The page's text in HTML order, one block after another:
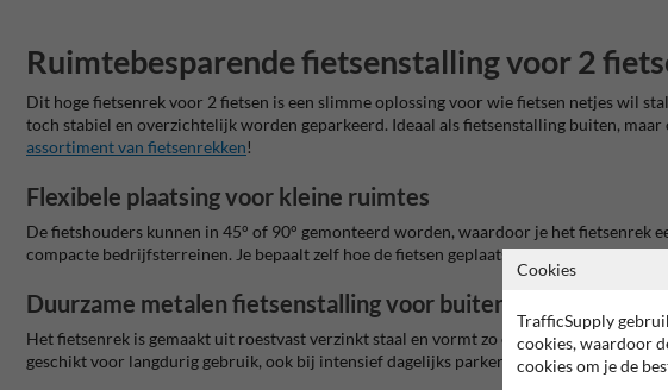
Ruimtebesparende fietsenstalling voor 2
Dit hoge fietsenrek voor 2 fietsen is een slimme oplossing voor wie fietsen netjes wil
toch stabiel en overzichtelijk worden geparkeerd. Ideaal als fietsenstalling buiten,
assortiment van fietsenrekken!
Flexibele plaatsing voor kleine ruimtes
De fietshouders kunnen in 45° of 90° gemonteerd worden, waardoor je het fietsenrek
compacte bedrijfsterreinen. Je bepaalt zelf hoe de fietsen geplaatst worden, zonder in
Duurzame metalen fietsenstalling voor buitengebruik
Het fietsenrek is gemaakt uit roestvast verzinkt staal en vormt zo een sterke metalen
geschikt voor langdurig gebruik, ook bij intensief dagelijks parkeren.
Cookies
TrafficSupply
cookies, waardoor
cookies om je de